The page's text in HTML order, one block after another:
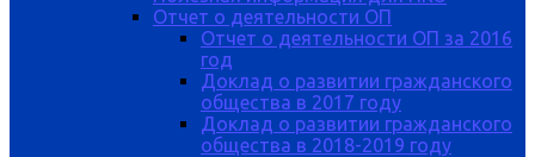
Отчет о деятельности ОП
Отчет о деятельности ОП за 2016
год
Доклад о развитии гражданского
общества в 2017 году
Доклад о развитии гражданского
общества в 2018-2019 году